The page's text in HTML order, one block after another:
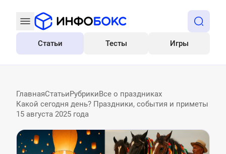
Все
Статьи Тесты Игры
ГлавнаяСтатьиРубрикиВсе о праздниках
Какой сегодня день? Праздники, события и приметы
15 августа 2025 года